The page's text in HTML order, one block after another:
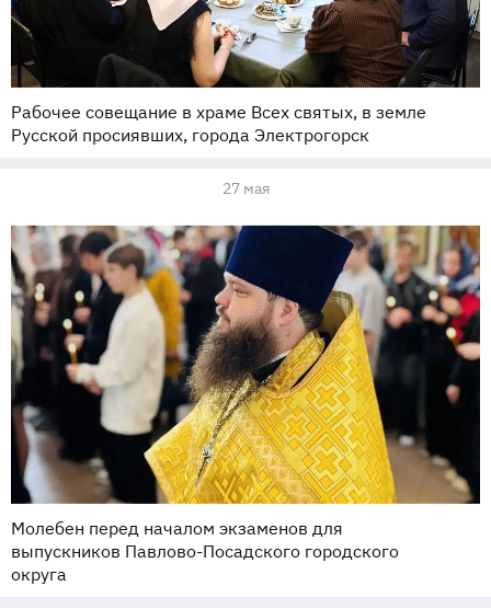
Рабочее совещание в храме Всех святых, в земле
Русской просиявших, города Электрогорск
27 мая
Молебен перед началом экзаменов для
выпускников Павлово-Посадского городского
округа